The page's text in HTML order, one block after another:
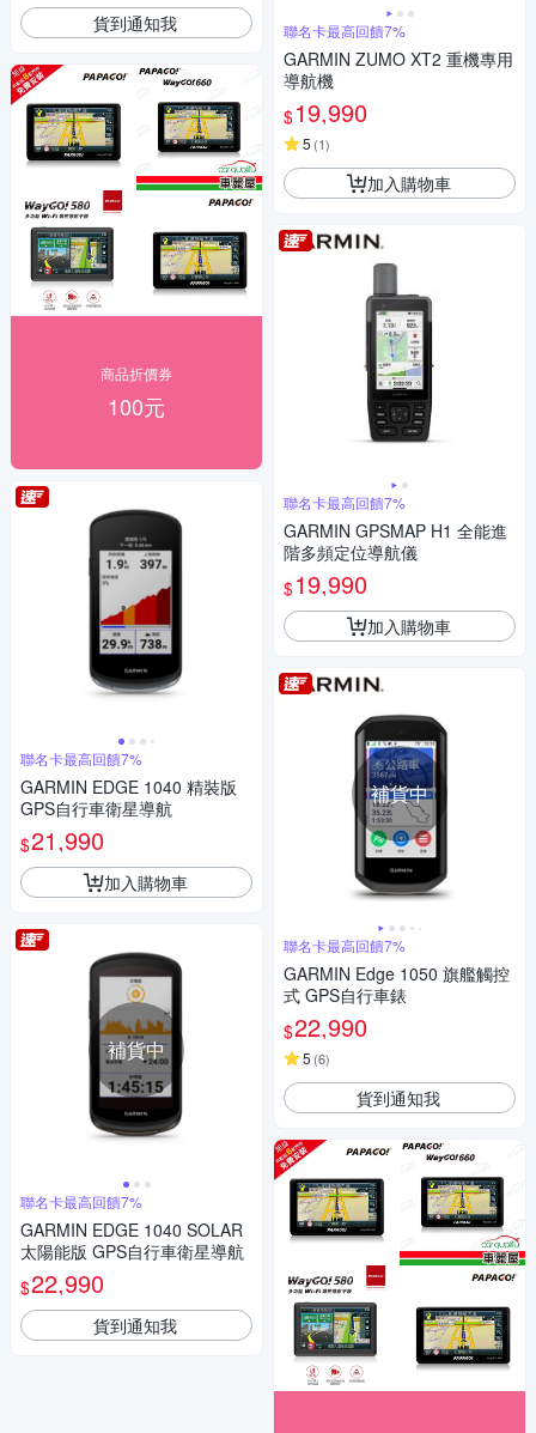
貨到通知我
商品折價券
100元
聯名卡最高回饋7%
GARMIN EDGE 1040 精裝版
GPS自行車衛星導航
$21,990
加入購物車
補貨中
聯名卡最高回饋7%
GARMIN EDGE 1040 SOLAR
太陽能版 GPS自行車衛星導航
$22,990
貨到通知我
聯名卡最高回饋7%
GARMIN ZUMO XT2 重機專用
導航機
$19,990
5 (1)
加入購物車
聯名卡最高回饋7%
GARMIN GPSMAP H1 全能進
階多頻定位導航儀
$19,990
加入購物車
補貨中
聯名卡最高回饋7%
GARMIN Edge 1050 旗艦觸控
式 GPS自行車錶
$22,990
5 (6)
貨到通知我